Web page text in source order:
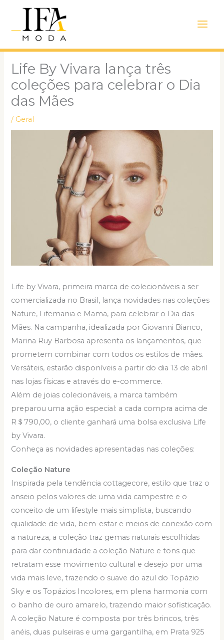
conteúdo
Menu
Life By Vivara lança três
coleções para celebrar o Dia
das Mães
/ Geral
Life by Vivara, primeira marca de colecionáveis a ser
comercializada no Brasil, lança novidades nas coleções
Nature, Lifemania e Mama, para celebrar o Dia das
Mães. Na campanha, idealizada por Giovanni Bianco,
Marina Ruy Barbosa apresenta os lançamentos, que
prometem combinar com todos os estilos de mães.
Versáteis, estarão disponíveis a partir do dia 13 de abril
nas lojas físicas e através do e-commerce.
Além de joias colecionáveis, a marca também
preparou uma ação especial: a cada compra acima de
R＄790,00, o cliente ganhará uma bolsa exclusiva Life
by Vivara.
Conheça as novidades apresentadas nas coleções:
Coleção Nature
Inspirada pela tendência cottagecore, estilo que traz o
anseio pelos valores de uma vida campestre e o
conceito de um lifestyle mais simplista, buscando
qualidade de vida, bem-estar e meios de conexão com
a natureza, a coleção traz gemas naturais escolhidas
para dar continuidade a coleção Nature e tons que
retratam esse movimento cultural e desejo por uma
vida mais leve, trazendo o suave do azul do Topázio
Sky e os Topázios Incolores, em plena harmonia com
o banho de ouro amarelo, trazendo maior sofisticação.
A coleção Nature é composta por três brincos, três
anéis, duas pulseiras e uma gargantilha, em Prata 925